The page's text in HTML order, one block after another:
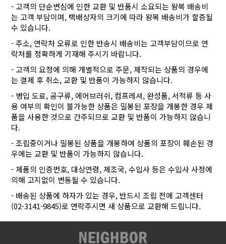
- 고객의 단순변심에 인한 교환 및 반품시 소요되는 왕복 배송비
는 고객 부담이며, 택배상자의 크기에 따라 왕복 배송비가 할증될
수 있습니다.
- 주소, 연락처 오류로 인한 반송시 배송비는 고객부담이므로 연
락처를 정확하게 기재해 주시기 바랍니다.
- 고객의 요청에 의해 개별적으로 주문, 제작되는 상품의 경우에
는 결제 후 취소, 교환 및 반품이 가능하지 않습니다.
- 병입 도료, 공구류, 에어브러쉬, 컴프레셔, 완성품, 서적류 등 사
용 여부의 확인이 불가능한 상품은 밀봉된 포장을 개봉한 경우 제
품을 사용한 것으로 간주되므로 교환 및 반품이 가능하지 않습니
다.
- 조립중이거나 밀봉된 상품을 개봉하여 상품의 포장이 훼손된 경
우에는 교환 및 반품이 가능하지 않습니다.
- 제품의 인증번호, 대상연령, 제조국, 수입사 등은 수입사 사정에
의해 고지없이 변동될 수 있습니다.
- 배송된 상품에 하자가 있는 경우, 반드시 조립 전에 고객센터
(02-3141-9845)로 연락주시면 새 상품으로 교환해 드립니다.